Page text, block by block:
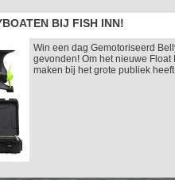
BIJ FISH INN!
Win een dag Gemotoriseerd
gevonden! Om het nieuwe
maken bij het grote publiek